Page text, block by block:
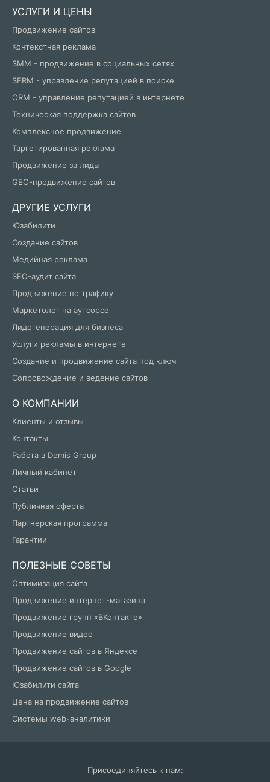
УСЛУГИ И ЦЕНЫ
Продвижение сайтов
Контекстная реклама
SMM - продвижение в социальных сетях
SERM - управление репутацией в поиске
ORM - управление репутацией в интернете
Техническая поддержка сайтов
Комплексное продвижение
Таргетированная реклама
Продвижение за лиды
GEO-продвижение сайтов
ДРУГИЕ УСЛУГИ
Юзабилити
Создание сайтов
Медийная реклама
SEO-аудит сайта
Продвижение по трафику
Маркетолог на аутсорсе
Лидогенерация для бизнеса
Услуги рекламы в интернете
Создание и продвижение сайта под ключ
Сопровождение и ведение сайтов
О КОМПАНИИ
Клиенты и отзывы
Контакты
Работа в Demis Group
Личный кабинет
Статьи
Публичная оферта
Партнерская программа
Гарантии
ПОЛЕЗНЫЕ СОВЕТЫ
Оптимизация сайта
Продвижение интернет-магазина
Продвижение групп «ВКонтакте»
Продвижение видео
Продвижение сайтов в Яндексе
Продвижение сайтов в Google
Юзабилити сайта
Цена на продвижение сайтов
Системы web-аналитики
Присоединяйтесь к нам: